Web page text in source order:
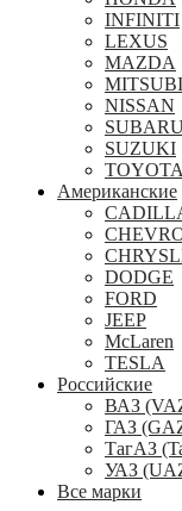
INFINITI
LEXUS
MAZDA
NISSAN
SUBARU
SUZUKI
TOYOTA
Американские
DODGE
FORD
JEEP
McLaren
TESLA
Российские
ВАЗ
ГАЗ
ТагАЗ
УАЗ
Все марки